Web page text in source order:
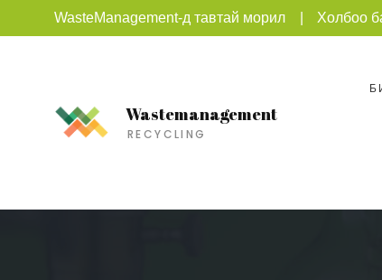
WasteManagement-д тавтай морил Холбоо
Wastemanagement
RECYCLING